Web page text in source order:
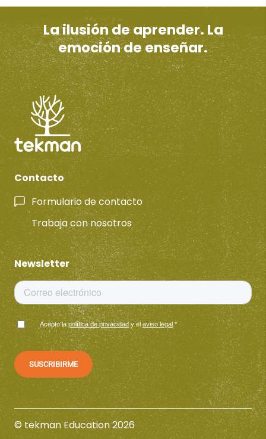
La ilusión de aprender. La
emoción de enseñar.
Contacto
Formulario de contacto
Trabaja con nosotros
Newsletter
Acepto lapolítica de privacidady el aviso legal.*
© tekman Education 2026